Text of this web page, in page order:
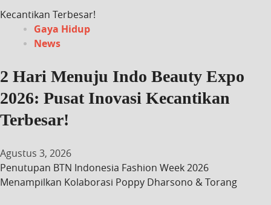
Kecantikan Terbesar!
Gaya Hidup
News
2 Hari Menuju Indo Beauty Expo
2026: Pusat Inovasi Kecantikan
Terbesar!
Agustus 3, 2026
Penutupan BTN Indonesia Fashion Week 2026
Menampilkan Kolaborasi Poppy Dharsono & Torang